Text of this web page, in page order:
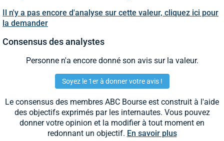
Il n'y a pas encore d'analyse sur cette valeur, cliquez ici pour
la demander
Consensus des analystes
Personne n'a encore donné son avis sur la valeur.
Soyez le 1er à donner votre avis !
Le consensus des membres ABC Bourse est construit à l'aide
des objectifs exprimés par les internautes. Vous pouvez
donner votre opinion et la modifier à tout moment en
redonnant un objectif. En savoir plus